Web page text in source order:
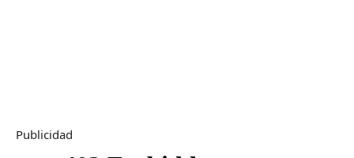
Publicidad